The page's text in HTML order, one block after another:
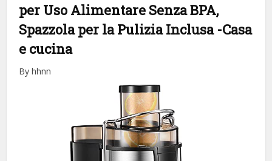
per Uso Alimentare Senza BPA,
Spazzola per la Pulizia Inclusa -Casa
e cucina
By hhnn